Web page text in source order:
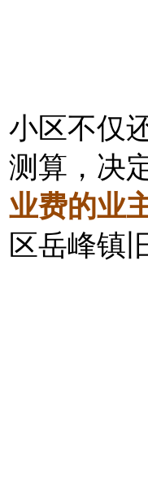
小区不仅
测算，决
业费的业
区岳峰镇